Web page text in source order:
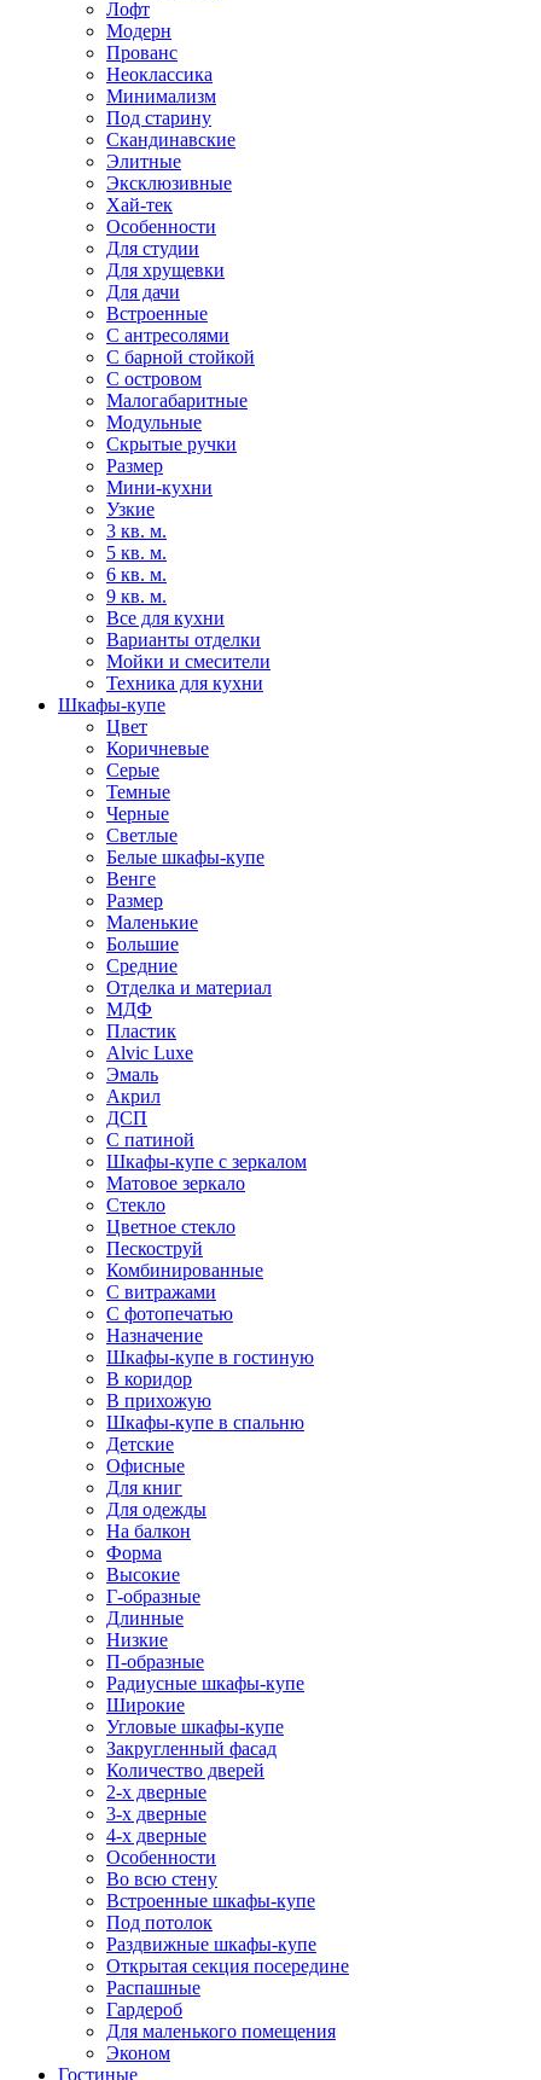
Лофт
Модерн
Прованс
Неоклассика
Минимализм
Под старину
Скандинавские
Элитные
Эксклюзивные
Хай-тек
Особенности
Для студии
Для хрущевки
Для дачи
Встроенные
С антресолями
С барной стойкой
С островом
Малогабаритные
Модульные
Скрытые ручки
Размер
Мини-кухни
Узкие
3 кв. м.
5 кв. м.
6 кв. м.
9 кв. м.
Все для кухни
Варианты отделки
Мойки и смесители
Техника для кухни
Шкафы-купе
Цвет
Коричневые
Серые
Темные
Черные
Светлые
Белые шкафы-купе
Венге
Размер
Маленькие
Большие
Средние
Отделка и материал
МДФ
Пластик
Alvic Luxe
Эмаль
Акрил
ДСП
С патиной
Шкафы-купе с зеркалом
Матовое зеркало
Стекло
Цветное стекло
Пескоструй
Комбинированные
С витражами
С фотопечатью
Назначение
Шкафы-купе в гостиную
В коридор
В прихожую
Шкафы-купе в спальню
Детские
Офисные
Для книг
Для одежды
На балкон
Форма
Высокие
Г-образные
Длинные
Низкие
П-образные
Радиусные шкафы-купе
Широкие
Угловые шкафы-купе
Закругленный фасад
Количество дверей
2-х дверные
3-х дверные
4-х дверные
Особенности
Во всю стену
Встроенные шкафы-купе
Под потолок
Раздвижные шкафы-купе
Открытая секция посередине
Распашные
Гардероб
Для маленького помещения
Эконом
Гостиные